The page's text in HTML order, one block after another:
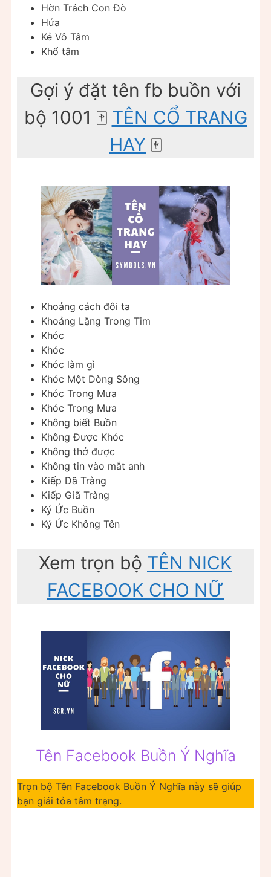
Hờn Trách Con Đò
Hứa
Kẻ Vô Tâm
Khổ tâm
Gợi ý đặt tên fb buồn với
bộ 1001 ️🀄️ TÊN CỔ TRANG
HAY ️🀄️
Khoảng cách đôi ta
Khoảng Lặng Trong Tim
Khóc
Khóc
Khóc làm gì
Khóc Một Dòng Sông
Khóc Trong Mưa
Khóc Trong Mưa
Không biết Buồn
Không Được Khóc
Không thở được
Không tin vào mắt anh
Kiếp Dã Tràng
Kiếp Giã Tràng
Ký Ức Buồn
Ký Ức Không Tên
Xem trọn bộ TÊN NICK
FACEBOOK CHO NỮ
Tên Facebook Buồn Ý Nghĩa
Trọn bộ Tên Facebook Buồn Ý Nghĩa này sẽ giúp
bạn giải tỏa tâm trạng.